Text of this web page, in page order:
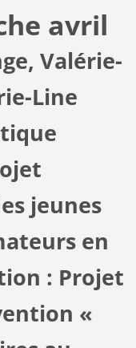
avril
Valérie-
Line
jeunes
en
: Projet
«